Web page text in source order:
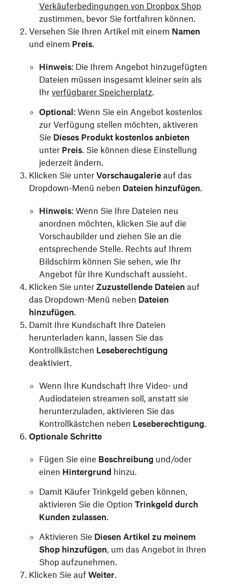
Verkäuferbedingungen von Dropbox Shop
zustimmen, bevor Sie fortfahren können.
Versehen Sie Ihren Artikel mit einem Namen
und einem Preis.
Hinweis: Die Ihrem Angebot hinzugefügten
Dateien müssen insgesamt kleiner sein als
Ihrverfügbarer Speicherplatz.
Optional : Wenn Sie ein Angebot kostenlos
zur Verfügung stellen möchten, aktiveren
Sie Dieses Produkt kostenlos anbieten
unter Preis. Sie können diese Einstellung
jederzeit ändern.
Klicken Sie unterVorschaugalerie auf das
Dropdown-Menü neben Dateien hinzufügen.
Hinweis: Wenn Sie Ihre Dateien neu
anordnen möchten, klicken Sie auf die
Vorschaubilder und ziehen Sie an die
entsprechende Stelle. Rechts auf Ihrem
Bildschirm können Sie sehen, wie Ihr
Angebot für Ihre Kundschaft aussieht.
Klicken Sie unterZuzustellende Dateien auf
das Dropdown-Menü neben Dateien
hinzufügen.
Damit Ihre Kundschaft Ihre Dateien
herunterladen kann, lassen Sie das
Kontrollkästchen Leseberechtigung
deaktiviert.
Wenn Ihre Kundschaft Ihre Video- und
Audiodateien streamen soll, anstatt sie
herunterzuladen, aktivieren Sie das
Kontrollkästchen neben Leseberechtigung.
Optionale Schritte
Fügen Sie eine Beschreibung und/oder
einen Hintergrund hinzu.
Damit Käufer Trinkgeld geben können,
aktivieren Sie die OptionTrinkgeld durch
Kunden zulassen.
Aktivieren Sie Diesen Artikel zu meinem
Shop hinzufügen, um das Angebot in Ihren
Shop aufzunehmen.
Klicken Sie aufWeiter.